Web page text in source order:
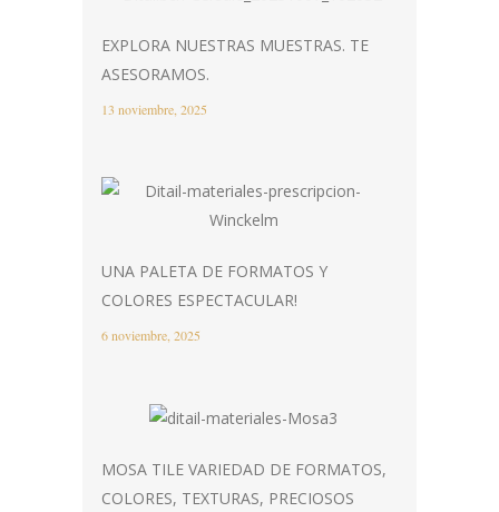
EXPLORA NUESTRAS MUESTRAS. TE
ASESORAMOS.
13 noviembre, 2025
UNA PALETA DE FORMATOS Y
COLORES ESPECTACULAR!
6 noviembre, 2025
MOSA TILE VARIEDAD DE FORMATOS,
COLORES, TEXTURAS, PRECIOSOS